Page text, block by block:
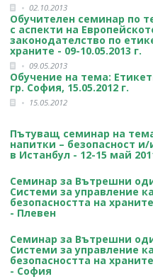
02.10.2013
Обучителен семинар по
с аспекти на
законодателство по
храните - 09-10.05.2013 г.
09.05.2013
Обучение на тема:
гр. София, 15.05.2012 г.
15.05.2012
Пътуващ семинар на
напитки – безопасност и/
в Истанбул - 12-15 май
Семинар за Вътрешни
Системи за управление
безопасността на
- Плевен
Семинар за Вътрешни
Системи за управление
безопасността на
- София